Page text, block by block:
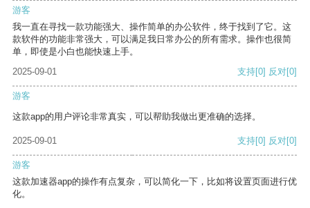
游客
我一直在寻找一款功能强大、操作简单的办公软件，终于找到了它。这
款软件的功能非常强大，可以满足我日常办公的所有需求。操作也很简
单，即使是小白也能快速上手。
2025-09-01
支持[0] 反对[0]
游客
这款app的用户评论非常真实，可以帮助我做出更准确的选择。
2025-09-01 支持[0] 反对[0]
游客
这款加速器app的操作有点复杂，可以简化一下，比如将设置页面进行优
化。